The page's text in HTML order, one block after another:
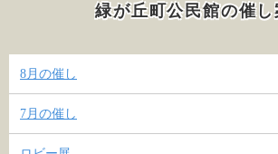
緑が丘町公民館の催し
8月の催し
7月の催し